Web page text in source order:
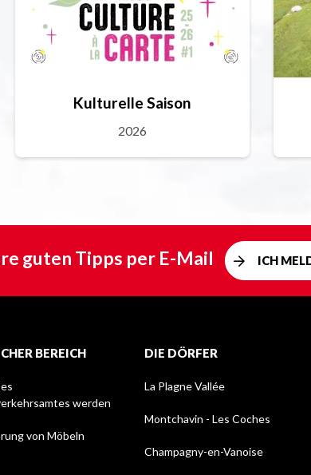
Kulturelle Saison
2026
guten Tipps per E-Mail ICH
BEREICH
werden
von Möbeln
DIE DÖRFER
La Plagne Vallée
Montchavin - Les Coches
Champagny-en-Vanoise